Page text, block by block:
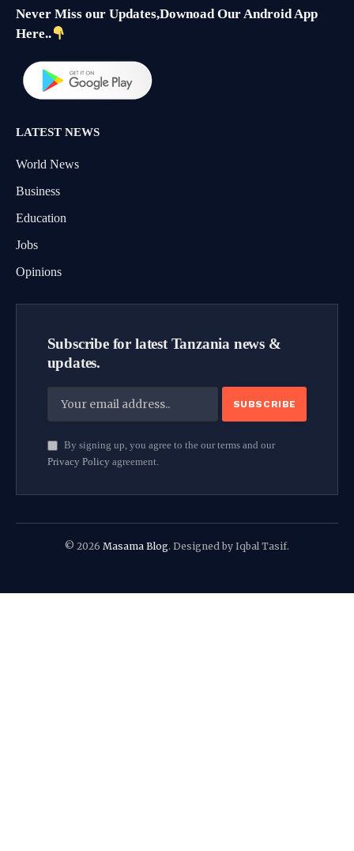
Never Miss our Updates,Downoad Our Android App
Here..
LATEST NEWS
World News
Business
Education
Jobs
Opinions
Subscribe for latest Tanzania news &
updates.
By signing up, you agree to the our terms and our
Privacy Policyagreement.
© 2026 Masama Blog. Designed by Iqbal Tasif.